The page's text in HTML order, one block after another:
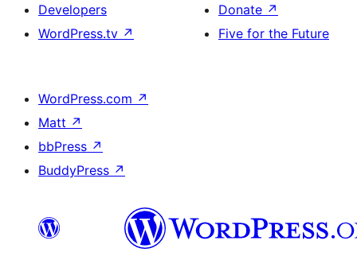
Developers
WordPress.tv ↗
Donate ↗
Five for the Future
WordPress.com ↗
Matt ↗
bbPress ↗
BuddyPress ↗